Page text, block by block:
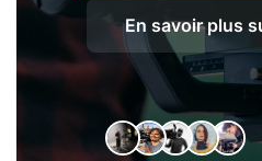
En savoir plus